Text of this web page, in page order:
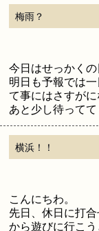
梅雨？
今日はせっかくの
明日も予報では
て事にはさすがに
あと少し待ってて
横浜！！
こんにちわ。
先日、休日に打
から遊びに行こう